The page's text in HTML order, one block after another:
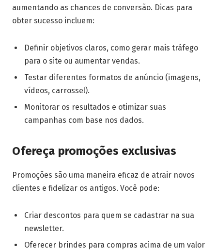
aumentando as chances de conversão. Dicas para
obter sucesso incluem:
Definir objetivos claros, como gerar mais tráfego
para o site ou aumentar vendas.
Testar diferentes formatos de anúncio (imagens,
vídeos, carrossel).
Monitorar os resultados e otimizar suas
campanhas com base nos dados.
Ofereça promoções exclusivas
Promoções são uma maneira eficaz de atrair novos
clientes e fidelizar os antigos. Você pode:
Criar descontos para quem se cadastrar na sua
newsletter.
Oferecer brindes para compras acima de um valor